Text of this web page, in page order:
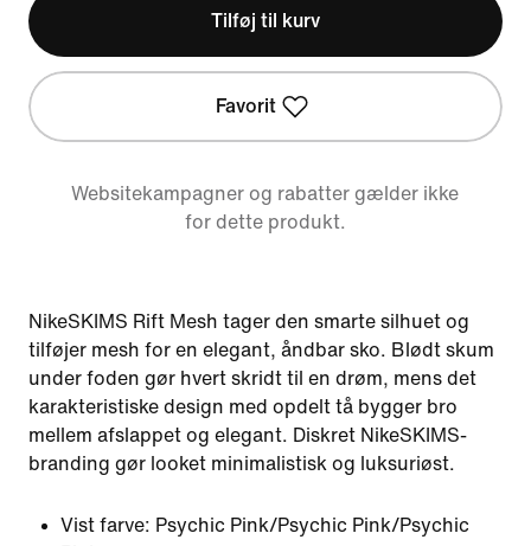
Tilføj til kurv
Favorit
Websitekampagner og rabatter gælder ikke
for dette produkt.
NikeSKIMS Rift Mesh tager den smarte silhuet og
tilføjer mesh for en elegant, åndbar sko. Blødt skum
under foden gør hvert skridt til en drøm, mens det
karakteristiske design med opdelt tå bygger bro
mellem afslappet og elegant. Diskret NikeSKIMS-
branding gør looket minimalistisk og luksuriøst.
Vist farve: Psychic Pink/Psychic Pink/Psychic